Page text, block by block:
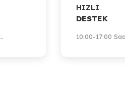
HIZLI
DESTEK
10:00-17:00